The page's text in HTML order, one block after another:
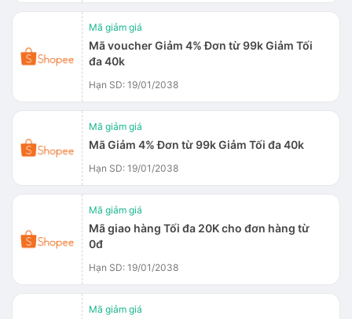
Mã giảm giá
Mã voucher Giảm 4% Đơn từ 99k Giảm Tối
đa 40k
Hạn SD: 19/01/2038
Mã giảm giá
Mã Giảm 4% Đơn từ 99k Giảm Tối đa 40k
Hạn SD: 19/01/2038
Mã giảm giá
Mã giao hàng Tối đa 20K cho đơn hàng từ
0đ
Hạn SD: 19/01/2038
Mã giảm giá